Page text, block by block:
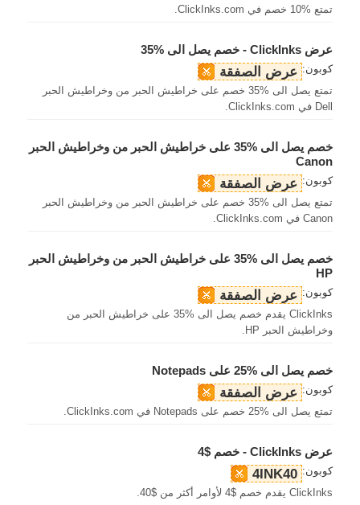
تمتع %10 خصم في ClickInks.com.
عرض ClickInks - خصم يصل الى %35
كوبون: عرض الصفقة
تمتع يصل الى %35 خصم على خراطيش الحبر من وخراطيش الحبر
Dell في ClickInks.com.
خصم يصل الى %35 على خراطيش الحبر من وخراطيش الحبر
Canon
كوبون: عرض الصفقة
تمتع يصل الى %35 خصم على خراطيش الحبر من وخراطيش الحبر
Canon في ClickInks.com.
خصم يصل الى %35 على خراطيش الحبر من وخراطيش الحبر
HP
كوبون: عرض الصفقة
ClickInks يقدم خصم يصل الى %35 على خراطيش الحبر من
وخراطيش الحبر HP.
خصم يصل الى %25 على Notepads
كوبون: عرض الصفقة
تمتع يصل الى %25 خصم على Notepads في ClickInks.com.
عرض ClickInks - خصم $4
كوبون: 4INK40
ClickInks يقدم خصم $4 لأوامر أكثر من $40.